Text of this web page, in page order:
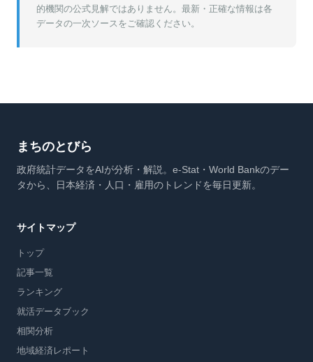
的機関の公式見解ではありません。最新・正確な情報は各
データの一次ソースをご確認ください。
まちのとびら
政府統計データをAIが分析・解説。e-Stat・World Bankのデー
タから、日本経済・人口・雇用のトレンドを毎日更新。
サイトマップ
トップ
記事一覧
ランキング
就活データブック
相関分析
地域経済レポート